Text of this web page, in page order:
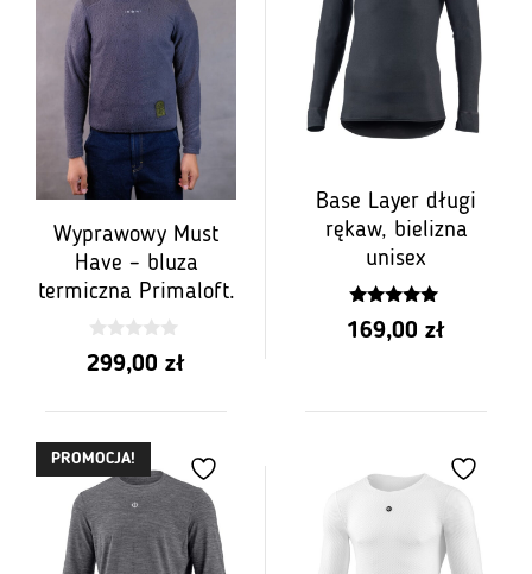
Wyprawowy Must
Have – bluza
termiczna Primaloft.
0
z
299,00 zł
Base Layer długi
rękaw, bielizna
unisex
5.00
z 5
169,00 zł
PROMOCJA!